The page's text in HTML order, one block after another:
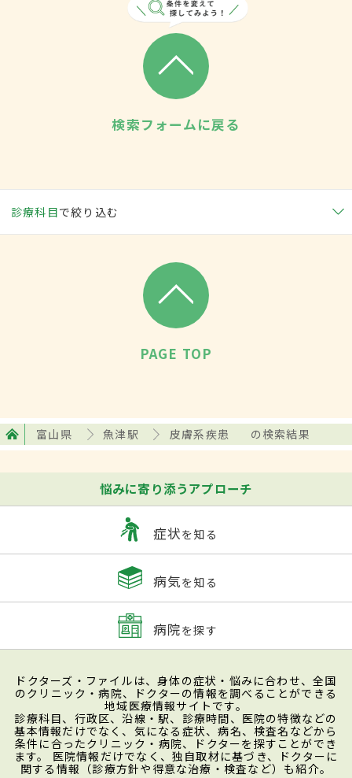
検索フォームに戻る
診療科目で絞り込む
PAGE TOP
富山県 魚津駅 皮膚系疾患 の検索結果
悩みに寄り添うアプローチ
症状を知る
病気を知る
病院を探す
ドクターズ・ファイルは、身体の症状・悩みに合わせ、全国
のクリニック・病院、ドクターの情報を調べることができる
地域医療情報サイトです。
診療科目、行政区、沿線・駅、診療時間、医院の特徴などの
基本情報だけでなく、気になる症状、病名、検査名などから
条件に合ったクリニック・病院、ドクターを探すことができ
ます。 医院情報だけでなく、独自取材に基づき、ドクターに
関する情報（診療方針や得意な治療・検査など）も紹介。